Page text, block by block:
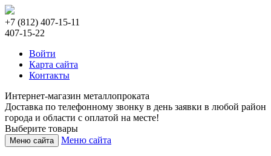
+7 (812) 407-15-11
407-15-22
Войти
Карта сайта
Контакты
Интернет-магазин металлопроката
Доставка по телефонному звонку в день заявки в любой район
города и области с оплатой на месте!
Выберите товары
Меню сайта Меню сайта